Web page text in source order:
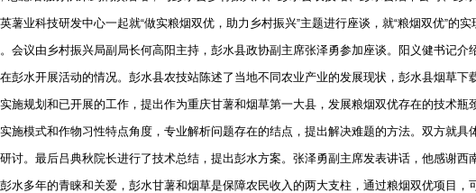
薯业科技研发中心一起就“做实粮烟双优，助力乡村振兴”主题进行座谈，就“粮烟双优”的实
会议由乡村振兴局副局长何高阳主持，彭水县政协副主席张泽勇参加座谈。阳义健书记介
彭水开展活动的情况。彭水县农技站陈述了当地不同农业产业的发展现状，彭水县烟草下
施规划和已开展的工作，提出作为重庆甘薯和烟草第一大县，发展粮烟双优存在的技术瓶
施模式和作物习性特点角度，专业解析问题存在的结点，提出解决难题的方法。双方就具
讨。最后吕典秋院长进行了技术总结，提出彭水方案。张泽勇副主席发表讲话，他感谢西
水多年的青睐和关爱，彭水甘薯和烟草是保障农民收入的两大支柱，通过粮烟双优项目，